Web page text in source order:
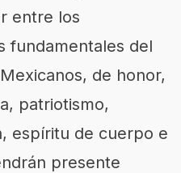
entre los
fundamentales del
de honor,
patriotismo,
espíritu de cuerpo e
presente